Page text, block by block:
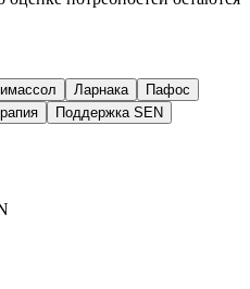
Ларнака
Пафос
Поддержка SEN